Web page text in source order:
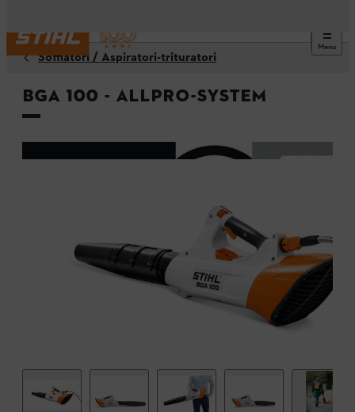
Menu
Soffiatori / Aspiratori-trituratori
BGA 100 - ALLPRO-System